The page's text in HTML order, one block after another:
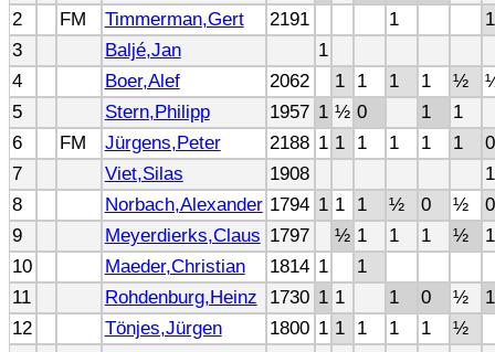
2
FM Timmerman,Gert 2191 1
1
3
Baljé,Jan
1
4
Boer,Alef 2062 1 1 1 1 ½
5
Stern,Philipp 1957 1 ½ 0 1
1
6
FM Jürgens,Peter 2188 1 1 1 1 1 1
0
7
Viet,Silas 1908
1
8
Norbach,Alexander 1794 1 1 1 ½ 0 ½
0
9
Meyerdierks,Claus 1797 ½ 1 1 1 ½
1
10
Maeder,Christian 1814 1
1
11
Rohdenburg,Heinz 1730 1 1 1 0 ½
1
12
Tönjes,Jürgen 1800 1 1 1 1 1
½